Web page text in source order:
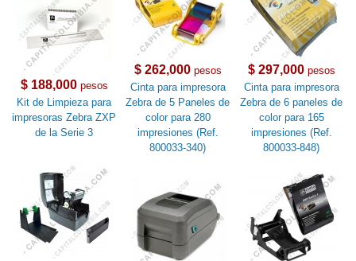
$ 188,000pesos
Kit de Limpieza para
impresoras Zebra ZXP
de la Serie 3
$ 262,000pesos
Cinta para impresora
Zebra de 5 Paneles de
color para 280
impresiones (Ref.
800033-340)
$ 297,000pesos
Cinta para impresora
Zebra de 6 paneles de
color para 165
impresiones (Ref.
800033-848)